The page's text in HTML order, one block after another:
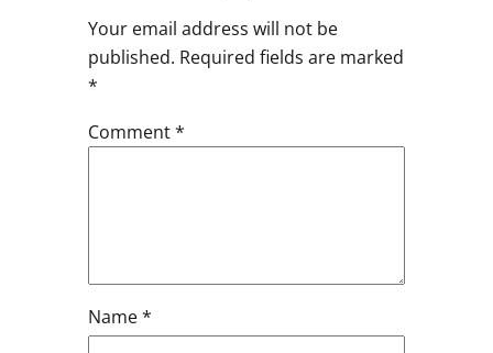
Your email address will not be
published. Required fields are marked
*
Comment*
Name*